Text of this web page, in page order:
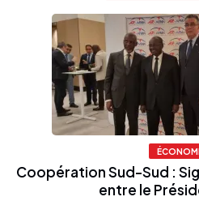
Coopération Sud-Sud :
entre le